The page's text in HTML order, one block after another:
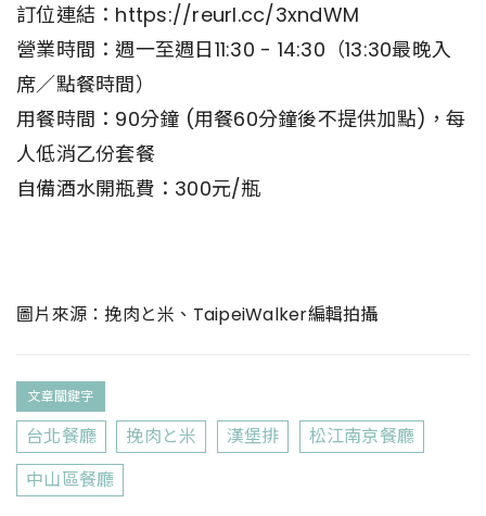
訂位連結：https://reurl.cc/3xndWM
營業時間：週一至週日11:30 - 14:30（13:30最晚入
席／點餐時間）
用餐時間：90分鐘 (用餐60分鐘後不提供加點)，每
人低消乙份套餐
自備酒水開瓶費：300元/瓶
圖片來源：挽肉と米、TaipeiWalker編輯拍攝
文章關鍵字
台北餐廳 挽肉と米 漢堡排
松江南京餐廳
中山區餐廳